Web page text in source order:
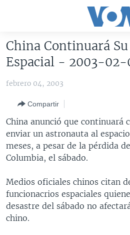
accesibilidad
contenido
Salte
navegador
principal
Salte
AMÉRICA DEL NORTE
EEUU
MÉXICO
HAITÍ
ELECCIONES EEUU 2024
ELECCIONES EEUU
VOTO DIVIDIDO
VOA VERIFICA
VOA VERIFICA UCRANIA/RUSIA
VOA VERIFICA INMIGRACIÓN
VOA VERIFICA AMÉRICA LATINA
AMÉRICA LATINA
ARGENTINA
BOLIVIA
COLOMBIA
CHILE
PERÚ
ECUADOR
CHINA EN AMÉRICA LATINA
CENTROAMÉRICA
COSTA RICA
EL SALVADOR
GUATEMALA
HONDURAS
OTRAS SECCIONES
INMIGRACIÓN
LIBERTAD DE PRENSA
MUNDO
ESPECIALES DE LA VOA
LIBERTAD DE PRENSA
UCRANIA
China Continuará
Espacial - 2003-02-
febrero 04, 2003
Compartir
China anunció que continuará
enviar un astronauta al
meses, a pesar de la pérdida
Columbia, el sábado.
Medios oficiales chinos citan
funcionacrios espaciales
desastre del sábado no
chino.